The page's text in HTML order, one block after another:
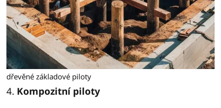
dřevěné základové piloty
4. Kompozitní piloty